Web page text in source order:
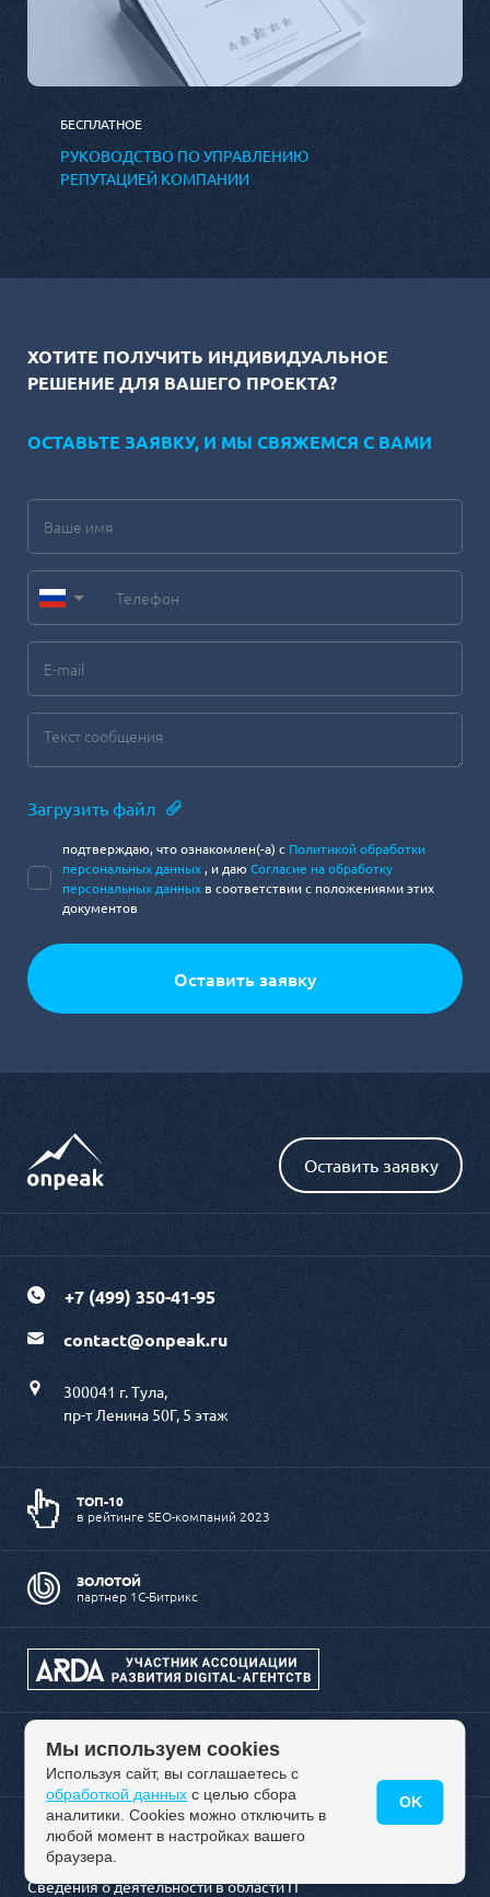
БЕСПЛАТНОЕ
РУКОВОДСТВО ПО УПРАВЛЕНИЮ
РЕПУТАЦИЕЙ КОМПАНИИ
ХОТИТЕ ПОЛУЧИТЬ ИНДИВИДУАЛЬНОЕ
РЕШЕНИЕ ДЛЯ ВАШЕГО ПРОЕКТА?
ОСТАВЬТЕ ЗАЯВКУ, И МЫ СВЯЖЕМСЯ С ВАМИ
Загрузить файл
подтверждаю, что ознакомлен(-а) с Политикой обработки
персональных данных , и даю Согласие на обработку
персональных данных в соответствии с положениями этих
документов
Оставить заявку
+7 (499) 350-41-95
contact@onpeak.ru
300041 г. Тула,
пр-т Ленина 50Г, 5 этаж
ТОП-10
в рейтинге SEO-компаний 2023
ЗОЛОТОЙ
партнер 1С-Битрикс
Политика обработки персональных данных
Сведения о деятельности в области IT
Мы используем cookies
Используя сайт, вы соглашаетесь с
обработкой данных с целью сбора
аналитики. Cookies можно отключить в
любой момент в настройках вашего
браузера.
OK